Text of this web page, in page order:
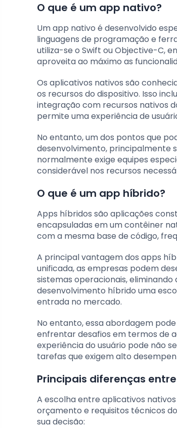
O que é um app nativo?
Um app nativo é desenvolvido
linguagens de programação e
utiliza-se o Swift ou Objective-C,
aproveita ao máximo as
Os aplicativos nativos são
os recursos do dispositivo. Isso
integração com recursos nativos
permite uma experiência de
No entanto, um dos pontos que
desenvolvimento, principalmente
normalmente exige equipes
considerável nos recursos
O que é um app híbrido?
Apps híbridos são aplicações
encapsuladas em um contêiner
com a mesma base de código,
A principal vantagem dos apps
unificada, as empresas podem
sistemas operacionais, eliminando
desenvolvimento híbrido uma
entrada no mercado.
No entanto, essa abordagem
enfrentar desafios em termos de
experiência do usuário pode não
tarefas que exigem alto
Principais diferenças
A escolha entre aplicativos
orçamento e requisitos técnicos
sua decisão: